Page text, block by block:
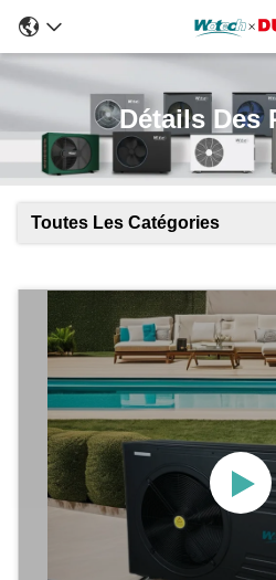
Détails Des
Toutes Les Catégories